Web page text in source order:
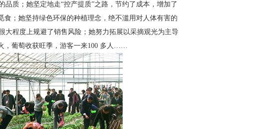
品质；她坚定地走“控产提质”之路，节约了成本，增加了
食；她坚持绿色环保的种植理念，绝不滥用对人体有害的
大程度上规避了销售风险；她努力拓展以采摘观光为主导
，葡萄收获旺季，游客一来100 多人……